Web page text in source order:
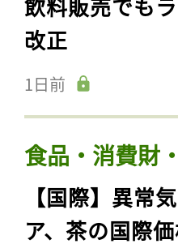
改正
1日前
食品・消費財
【国際】異常
ア、茶の国際